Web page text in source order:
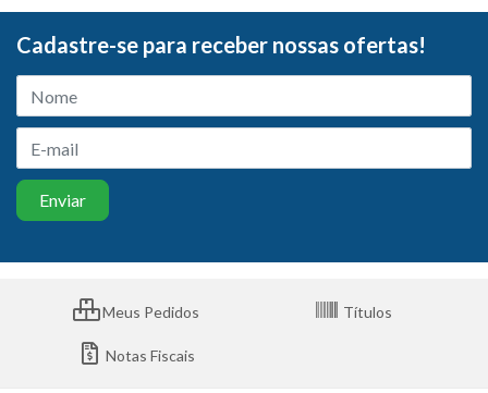
Cadastre-se para receber nossas ofertas!
Meus Pedidos Títulos
Notas Fiscais